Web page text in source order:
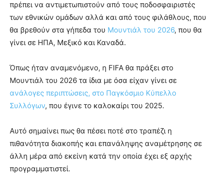
πρέπει να αντιμετωπιστούν από τους ποδοσφαιριστές
των εθνικών ομάδων αλλά και από τους φιλάθλους, που
θα βρεθούν στα γήπεδα του Μουντιάλ του 2026, που θα
γίνει σε ΗΠΑ, Μεξικό και Καναδά.
Όπως ήταν αναμενόμενο, η FIFA θα πράξει στο
Μουντιάλ του 2026 τα ίδια με όσα είχαν γίνει σε
ανάλογες περιπτώσεις, στο Παγκόσμιο Κύπελλο
Συλλόγων, που έγινε το καλοκαίρι του 2025.
Αυτό σημαίνει πως θα πέσει ποτέ στο τραπέζι η
πιθανότητα διακοπής και επανάληψης αναμέτρησης σε
άλλη μέρα από εκείνη κατά την οποία έχει εξ αρχής
προγραμματιστεί.